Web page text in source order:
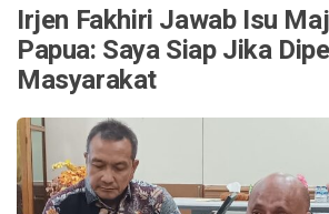
Irjen Fakhiri Jawab Isu
Papua: Saya Siap Jika
Masyarakat